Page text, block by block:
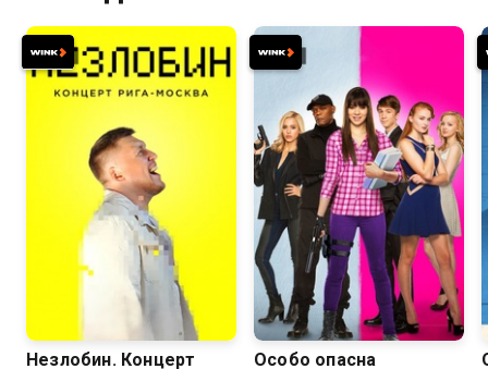
Незлобин. Концерт
5.4 5.4
Особо опасна